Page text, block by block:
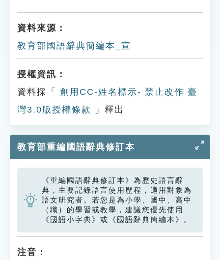
資料來源：
教育部國語辭典簡編本_宣
授權資訊：
資料採「
創用CC-姓名標示- 禁止改作 臺
灣3.0版授權條款
」釋出
教育部重編國語辭典修訂本
《重編國語辭典修訂本》為歷史語言辭
典，主要記錄語言使用歷程，適用對象為
語文研究者。若您是為小學、國中、高中
（職）的學習或教學，建議您優先使用
《國語小字典》或《國語辭典簡編本》。
注音：